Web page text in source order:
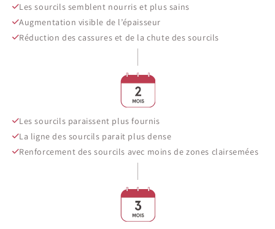
Les sourcils semblent nourris et plus sains
Augmentation visible de l’épaisseur
Réduction des cassures et de la chute des sourcils
Les sourcils paraissent plus fournis
La ligne des sourcils parait plus dense
Renforcement des sourcils avec moins de zones clairsemées